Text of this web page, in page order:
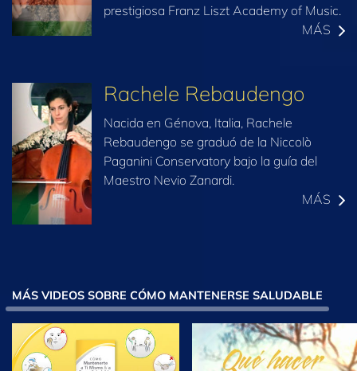
prestigiosa Franz Liszt Academy of Music.
MÁS
Rachele Rebaudengo
Nacida en Génova, Italia, Rachele
Rebaudengo se graduó de la Niccolò
Paganini Conservatory bajo la guía del
Maestro Nevio Zanardi.
MÁS
MÁS VIDEOS SOBRE CÓMO MANTENERSE SALUDABLE